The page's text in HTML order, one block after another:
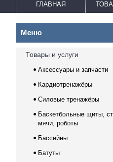
ГЛАВНАЯ
Товары и услуги
Аксессуары и запчасти
Кардиотренажёры
Силовые тренажёры
Баскетбольные щиты,
мячи, роботы
Бассейны
Батуты